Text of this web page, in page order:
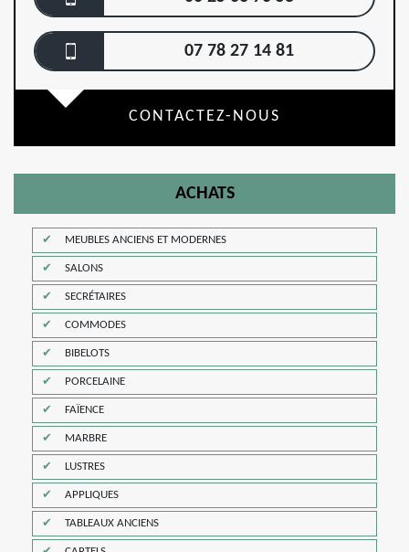
07 78 27 14 81
CONTACTEZ-NOUS
ACHATS
MEUBLES ANCIENS ET MODERNES
SALONS
SECRÉTAIRES
COMMODES
BIBELOTS
PORCELAINE
FAÏENCE
MARBRE
LUSTRES
APPLIQUES
TABLEAUX ANCIENS